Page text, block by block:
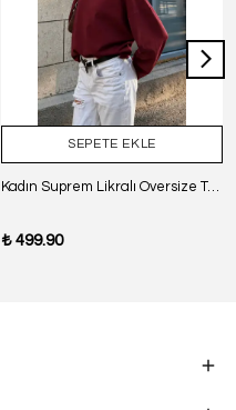
SEPETE EKLE
Kadın Suprem Likralı Oversize T-Shirt - BORDO
₺ 499.90